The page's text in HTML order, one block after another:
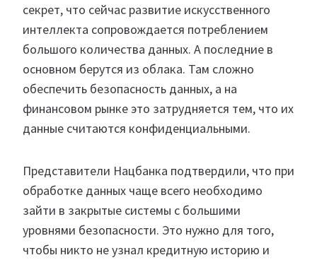
секрет, что сейчас развитие искусственного
интеллекта сопровождается потреблением
большого количества данных. А последние в
основном берутся из облака. Там сложно
обеспечить безопасность данных, а на
финансовом рынке это затрудняется тем, что их
данные считаются конфиденциальными.
Представители Нацбанка подтвердили, что при
обработке данных чаще всего необходимо
зайти в закрытые системы с большими
уровнями безопасности. Это нужно для того,
чтобы никто не узнал кредитную историю и